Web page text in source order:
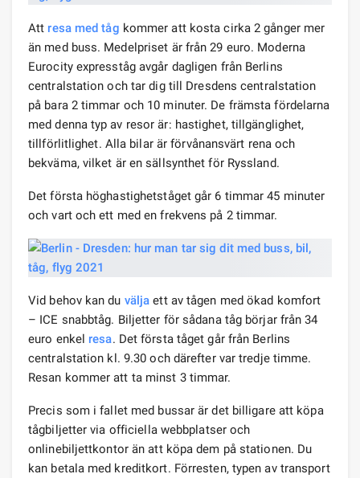
Att resa med tåg kommer att kosta cirka 2 gånger mer
än med buss. Medelpriset är från 29 euro. Moderna
Eurocity expresståg avgår dagligen från Berlins
centralstation och tar dig till Dresdens centralstation
på bara 2 timmar och 10 minuter. De främsta fördelarna
med denna typ av resor är: hastighet, tillgänglighet,
tillförlitlighet. Alla bilar är förvånansvärt rena och
bekväma, vilket är en sällsynthet för Ryssland.
Det första höghastighetståget går 6 timmar 45 minuter
och vart och ett med en frekvens på 2 timmar.
Vid behov kan du välja ett av tågen med ökad komfort
– ICE snabbtåg. Biljetter för sådana tåg börjar från 34
euro enkel resa. Det första tåget går från Berlins
centralstation kl. 9.30 och därefter var tredje timme.
Resan kommer att ta minst 3 timmar.
Precis som i fallet med bussar är det billigare att köpa
tågbiljetter via officiella webbplatser och
onlinebiljettkontor än att köpa dem på stationen. Du
kan betala med kreditkort. Förresten, typen av transport